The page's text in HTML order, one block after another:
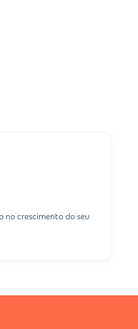
no crescimento do seu